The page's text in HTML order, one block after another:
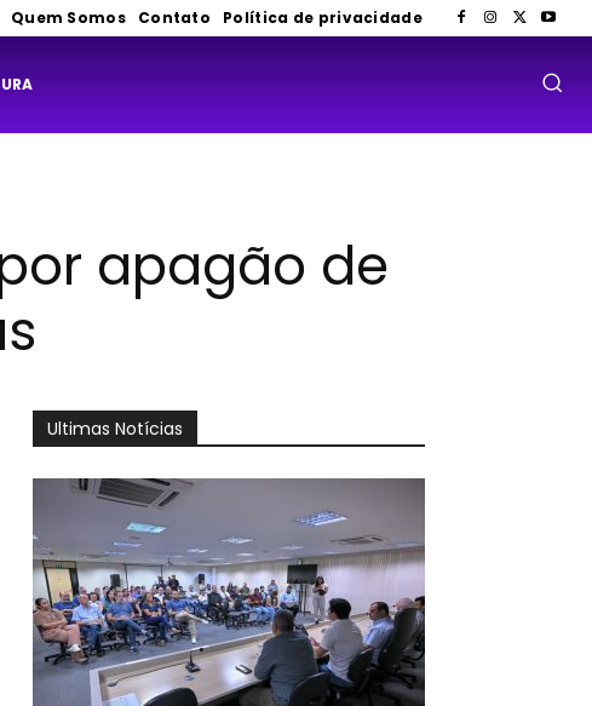
Quem Somos Contato Política de privacidade
apagão de
Ultimas Notícias